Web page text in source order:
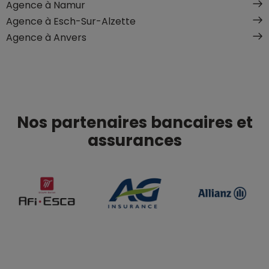
Agence à Namur
Agence à Esch-Sur-Alzette
Agence à Anvers
Nos partenaires bancaires et
assurances